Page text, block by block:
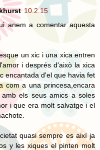
10.2.15
anem a comentar aquesta
un xic i una xica entren
i després d'això la xica
encantada d'el que havia fet
com a una princesa,encara
els seus amics a soles
i que era molt salvatge i el
quasi sempre es així ja
y les xiques el pinten molt